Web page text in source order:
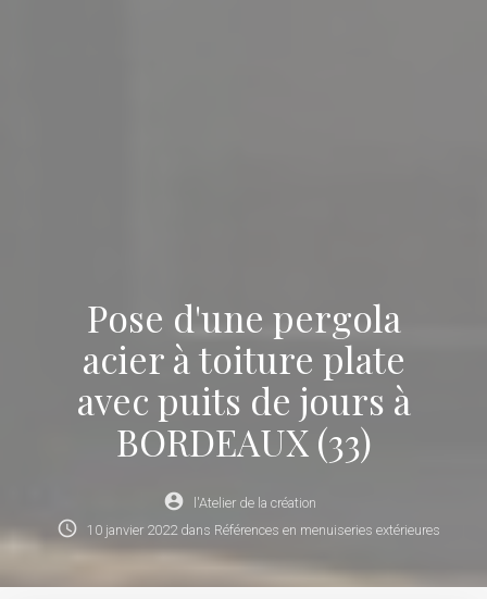
Pose d'une pergola
acier à toiture plate
avec puits de jours à
BORDEAUX (33)
account_circle l'Atelier de la création
schedule 10 janvier 2022dans Références en menuiseries extérieures